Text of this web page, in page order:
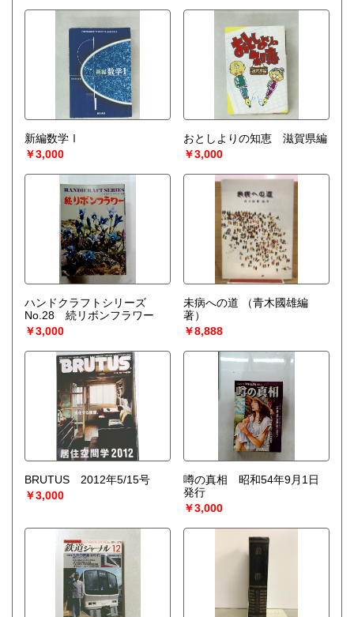
岐阜県瑞穂市稲里197-1
058-322-2366
----------------------------------------
取り扱い分野
オールジャンル、戦前紙モノ、古典籍
新編数学Ⅰ
￥3,000
おとしよりの知恵 滋賀県編
￥3,000
ハンドクラフトシリーズ
No.28 続リボンフラワー
￥3,000
未病への道
（青木國雄編
著）
￥8,888
BRUTUS 2012年5/15号
￥3,000
噂の真相 昭和54年9月1日
発行
￥3,000